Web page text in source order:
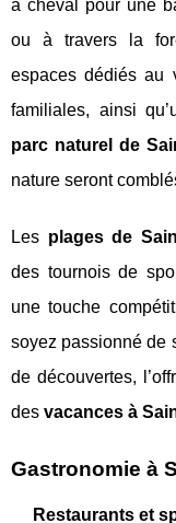
à cheval pour une
ou à travers la
espaces dédiés au
familiales, ainsi
parc naturel de
nature seront
Les plages de
des tournois de
une touche
soyez passionné de
de découvertes,
des vacances à
Gastronomie à
Restaurants et